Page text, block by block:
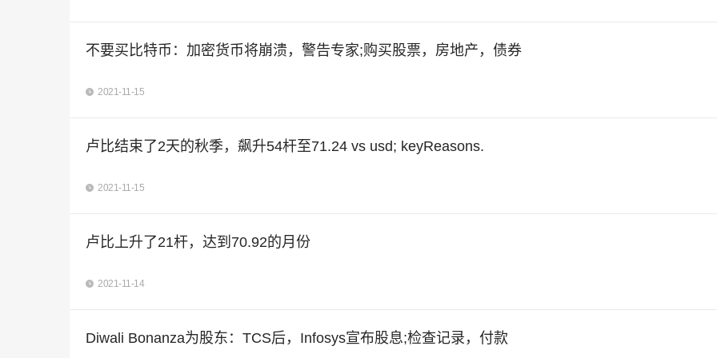
不要买比特币：加密货币将崩溃，警告专家;购买股票，房地产，债券
2021-11-15
卢比结束了2天的秋季，飙升54杆至71.24 vs usd; keyReasons.
2021-11-15
卢比上升了21杆，达到70.92的月份
2021-11-14
Diwali Bonanza为股东：TCS后，Infosys宣布股息;检查记录，付款